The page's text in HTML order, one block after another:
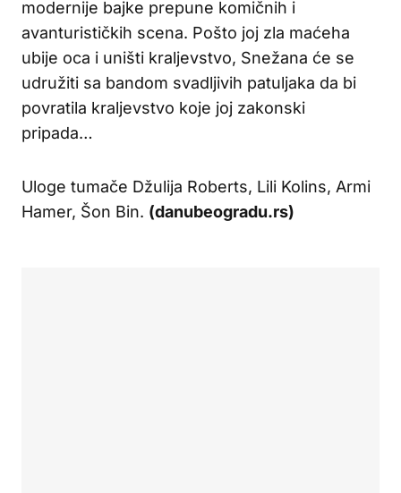
modernije bajke prepune komičnih i
avanturističkih scena. Pošto joj zla maćeha
ubije oca i uništi kraljevstvo, Snežana će se
udružiti sa bandom svadljivih patuljaka da bi
povratila kraljevstvo koje joj zakonski
pripada…
Uloge tumače Džulija Roberts, Lili Kolins, Armi
Hamer, Šon Bin. (danubeogradu.rs)